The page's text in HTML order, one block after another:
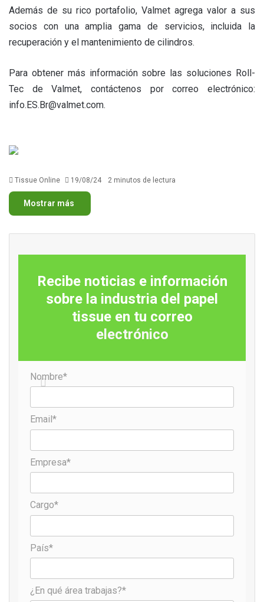
Además de su rico portafolio, Valmet agrega valor a sus
socios con una amplia gama de servicios, incluida la
recuperación y el mantenimiento de cilindros.
Para obtener más información sobre las soluciones Roll-
Tec de Valmet, contáctenos por correo electrónico:
info.ES.Br@valmet.com.
Tissue Online 19/08/24 2 minutos de lectura
Mostrar más
Recibe noticias e información
sobre la industria del papel
tissue en tu correo
electrónico
Nombre*
Email*
Empresa*
Cargo*
País*
¿En qué área trabajas?*